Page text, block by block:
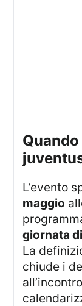
quando si gioca lecce-
maggio
giornata
La
chiude i